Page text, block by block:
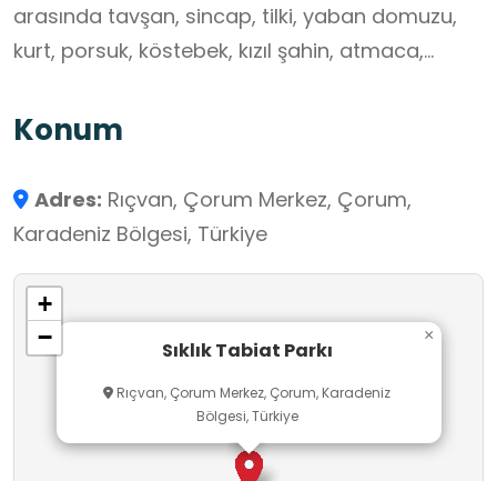
arasında tavşan, sincap, tilki, yaban domuzu,
kurt, porsuk, köstebek, kızıl şahin, atmaca,
Konum
Adres: Rıçvan, Çorum Merkez, Çorum,
Karadeniz Bölgesi, Türkiye
Sıklık Tabiat Parkı
Rıçvan, Çorum Merkez, Çorum, Karadeniz
Bölgesi, Türkiye
×
+
−